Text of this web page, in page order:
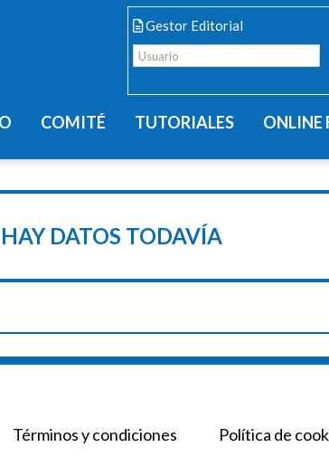
Gestor Editorial
COMITÉ TUTORIALES ONLINE
DATOS TODAVÍA
Términos y condiciones Política de